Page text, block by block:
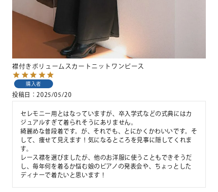
襟付きボリュームスカートニットワンピース
購入者
投稿日 2025/05/20
セレモニー用とはなっていますが、卒入学式などの式典にはカ
ジュアルすぎて着られそうにありません。
綺麗めな普段着です。が、それでも、とにかくかわいいです。そ
して、痩せて見えます！気になるところを見事に隠してくれま
す。
レース襟を選びましたが、他のお洋服に使うこともできそうだ
し、毎年何を着るか悩む娘のピアノの発表会や、ちょっとした